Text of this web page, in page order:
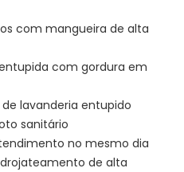
com mangueira de alta
com gordura em
lavanderia entupido
sanitário
no mesmo dia
de alta